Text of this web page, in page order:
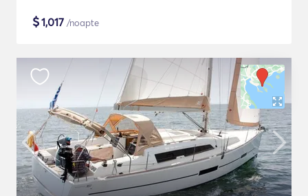
$1,017 /noapte